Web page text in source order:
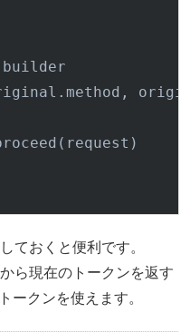
ておくと便利です。
ら現在のトークンを返す
ークンを使えます。